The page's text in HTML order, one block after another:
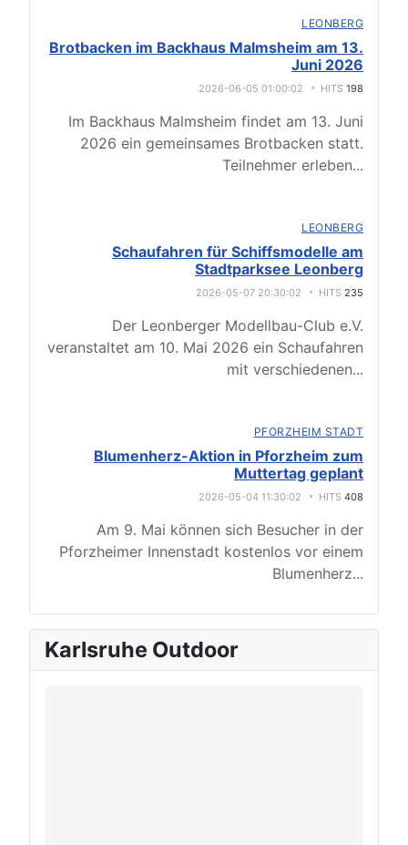
LEONBERG
Brotbacken im Backhaus Malmsheim am 13.
Juni 2026
2026-06-05 01:00:02 HITS 198
Im Backhaus Malmsheim findet am 13. Juni
2026 ein gemeinsames Brotbacken statt.
Teilnehmer erleben...
LEONBERG
Schaufahren für Schiffsmodelle am
Stadtparksee Leonberg
2026-05-07 20:30:02 HITS 235
Der Leonberger Modellbau-Club e.V.
veranstaltet am 10. Mai 2026 ein Schaufahren
mit verschiedenen...
PFORZHEIM STADT
Blumenherz-Aktion in Pforzheim zum
Muttertag geplant
2026-05-04 11:30:02 HITS 408
Am 9. Mai können sich Besucher in der
Pforzheimer Innenstadt kostenlos vor einem
Blumenherz...
Karlsruhe Outdoor